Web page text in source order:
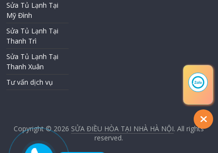
Sửa Tủ Lạnh Tại
Mỹ Đình
Sửa Tủ Lạnh Tại
Thanh Trì
Sửa Tủ Lạnh Tại
Thanh Xuân
Tư vấn dịch vụ
Copyright © 2026 SỬA ĐIỀU HÒA TẠI NHÀ HÀ NỘI. All rights
reserved.